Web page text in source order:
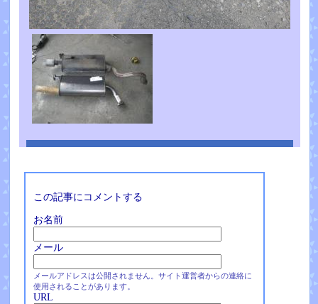
この記事にコメントする
お名前
メール
メールアドレスは公開されません。サイト運営者からの連絡に
使用されることがあります。
URL